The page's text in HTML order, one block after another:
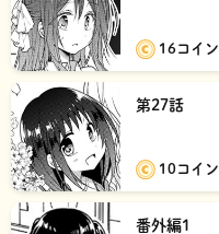
16コイン
第27話
10コイン
番外編1